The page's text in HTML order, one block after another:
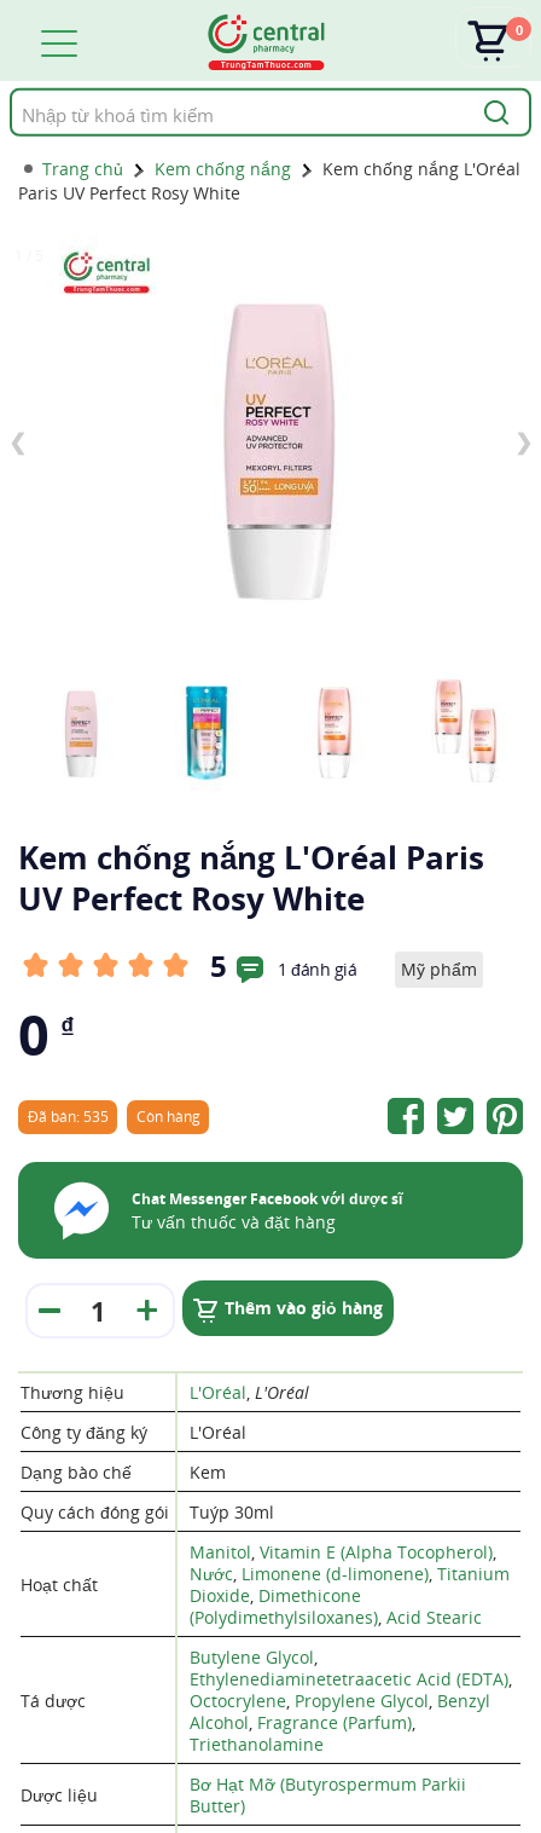
Tìm
kiếm
0
Trang chủ Kem chống nắng
Kem chống nắng L'Oréal
Paris UV Perfect Rosy White
❮ ❯
Kem chống nắng L'Oréal Paris
UV Perfect Rosy White
5 1 đánh giá Mỹ phẩm
0 ₫
Đã bán: 535 Còn hàng
Chat Messenger Facebook với dược sĩ
Tư vấn thuốc và đặt hàng
Thêm vào giỏ hàng
Thương hiệu L'Oréal, L'Oréal
Công ty đăng ký
L'Oréal
Dạng bào chế
Kem
Quy cách đóng gói
Tuýp 30ml
Hoạt chất
Manitol, Vitamin E (Alpha Tocopherol),
Nước, Limonene (d-limonene), Titanium
Dioxide, Dimethicone
(Polydimethylsiloxanes), Acid Stearic
Tá dược
Butylene Glycol,
Ethylenediaminetetraacetic Acid (EDTA),
Octocrylene, Propylene Glycol, Benzyl
Alcohol, Fragrance (Parfum),
Triethanolamine
Dược liệu
Bơ Hạt Mỡ (Butyrospermum Parkii
Butter)